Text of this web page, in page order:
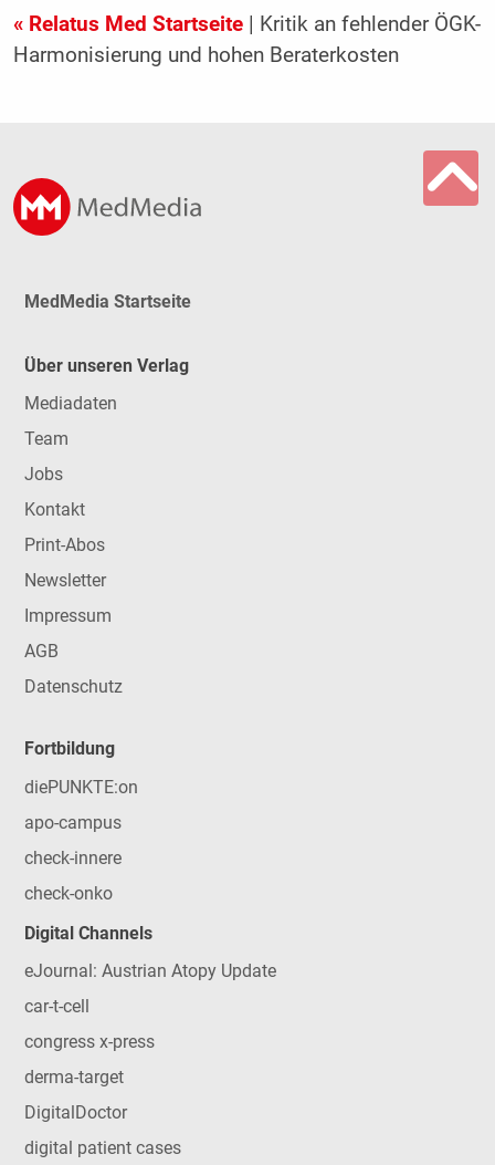
« Relatus Med Startseite| Kritik an fehlender ÖGK-
Harmonisierung und hohen Beraterkosten
MedMedia Startseite
Über unseren Verlag
Mediadaten
Team
Jobs
Kontakt
Print-Abos
Newsletter
Impressum
AGB
Datenschutz
Fortbildung
diePUNKTE:on
apo-campus
check-innere
check-onko
Digital Channels
eJournal: Austrian Atopy Update
car-t-cell
congress x-press
derma-target
DigitalDoctor
digital patient cases